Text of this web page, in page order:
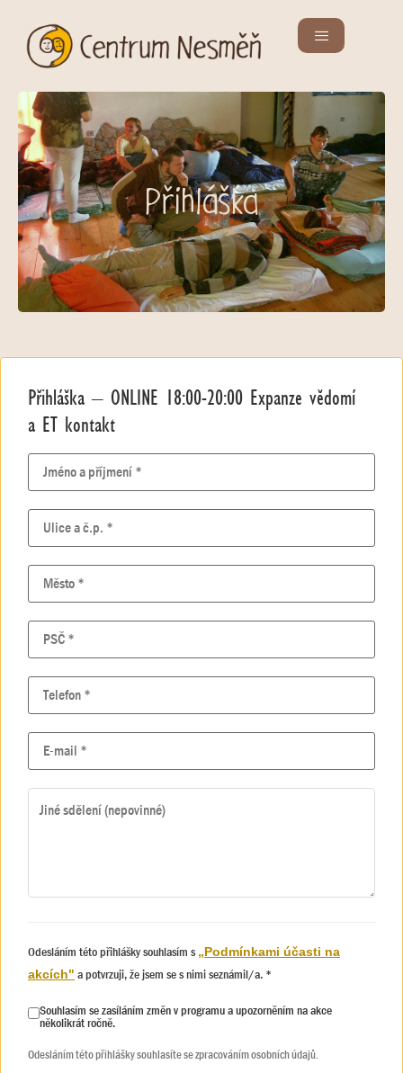
Přihláška
Přihláška – ONLINE 18:00-20:00 Expanze vědomí
a ET kontakt
Odesláním této přihlášky souhlasím s„Podmínkami účasti na
akcích" a potvrzuji, že jsem se s nimi seznámil/a. *
Souhlasím se zasíláním změn v programu a upozorněním na akce
několikrát ročně.
Odesláním této přihlášky souhlasíte se zpracováním osobních údajů.